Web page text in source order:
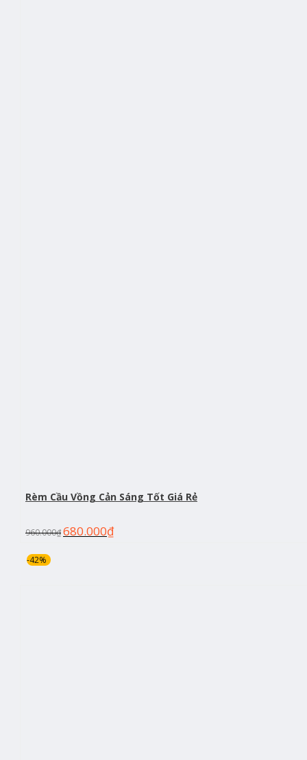
Rèm Cầu Vồng Cản Sáng Tốt Giá Rẻ
960.000₫680.000₫
-42%